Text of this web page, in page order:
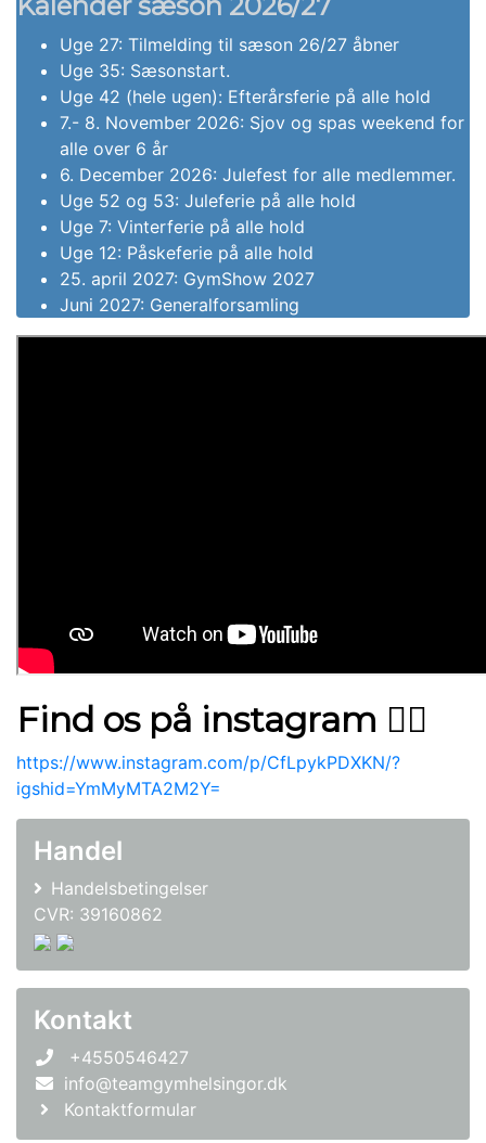
Uge 27: Tilmelding til sæson 26/27 åbner
Uge 35: Sæsonstart.
Uge 42 (hele ugen): Efterårsferie på alle hold
7.- 8. November 2026: Sjov og spas weekend for
alle over 6 år
6. December 2026: Julefest for alle medlemmer.
Uge 52 og 53: Juleferie på alle hold
Uge 7: Vinterferie på alle hold
Uge 12: Påskeferie på alle hold
25. april 2027: GymShow 2027
Juni 2027: Generalforsamling
Find os på instagram 👌🏼
https://www.instagram.com/p/CfLpykPDXKN/?
igshid=YmMyMTA2M2Y=
Handel
Handelsbetingelser
CVR: 39160862
Kontakt
+4550546427
info@teamgymhelsingor.dk
Kontaktformular